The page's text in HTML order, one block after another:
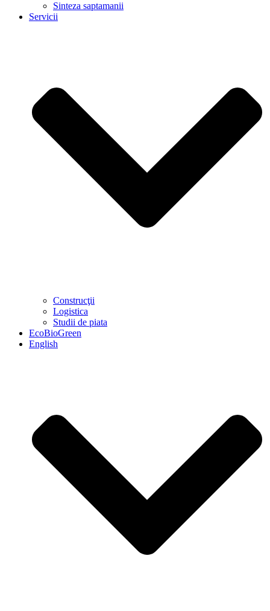
Sinteza saptamanii
Servicii
Construcţii
Logistica
Studii de piata
EcoBioGreen
English